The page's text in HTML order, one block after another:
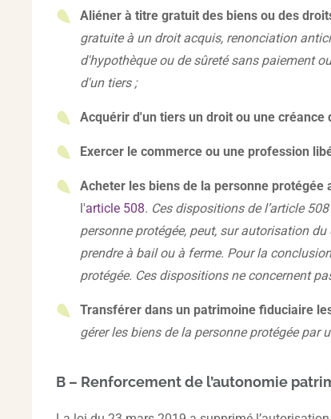
Aliéner à titre gratuit des biens ou des
gratuite à un droit acquis, renonciation
d'hypothèque ou de sûreté sans paiement
d'un tiers ;
Acquérir d'un tiers un droit ou une créance
Exercer le commerce ou une profession
Acheter les biens de la personne
l'article 508. Ces dispositions de l’article
personne protégée, peut, sur autorisation
prendre à bail ou à ferme. Pour la
protégée. Ces dispositions ne concernent
Transférer dans un patrimoine fiduciaire
gérer les biens de la personne protégée par
B – Renforcement de l’autonomie